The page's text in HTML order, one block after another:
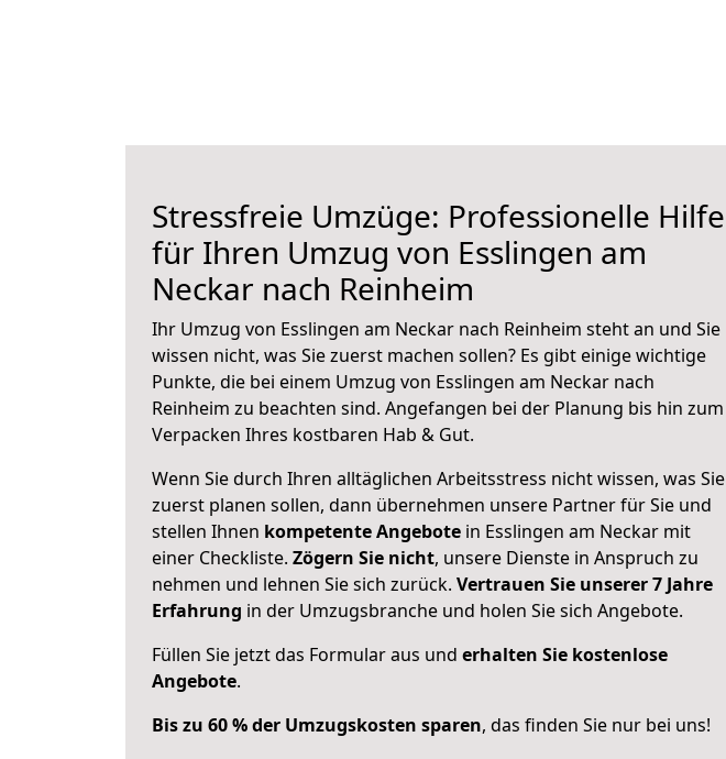
Stressfreie Umzüge: Professionelle Hilfe
für Ihren Umzug von Esslingen am
Neckar nach Reinheim
Ihr Umzug von Esslingen am Neckar nach Reinheim steht an und Sie
wissen nicht, was Sie zuerst machen sollen? Es gibt einige wichtige
Punkte, die bei einem Umzug von Esslingen am Neckar nach
Reinheim zu beachten sind. Angefangen bei der Planung bis hin zum
Verpacken Ihres kostbaren Hab & Gut.
Wenn Sie durch Ihren alltäglichen Arbeitsstress nicht wissen, was Sie
zuerst planen sollen, dann übernehmen unsere Partner für Sie und
stellen Ihnen kompetente Angebote in Esslingen am Neckar mit
einer Checkliste. Zögern Sie nicht, unsere Dienste in Anspruch zu
nehmen und lehnen Sie sich zurück. Vertrauen Sie unserer 7 Jahre
Erfahrung in der Umzugsbranche und holen Sie sich Angebote.
Füllen Sie jetzt das Formular aus und erhalten Sie kostenlose
Angebote.
Bis zu 60 % der Umzugskosten sparen, das finden Sie nur bei uns!